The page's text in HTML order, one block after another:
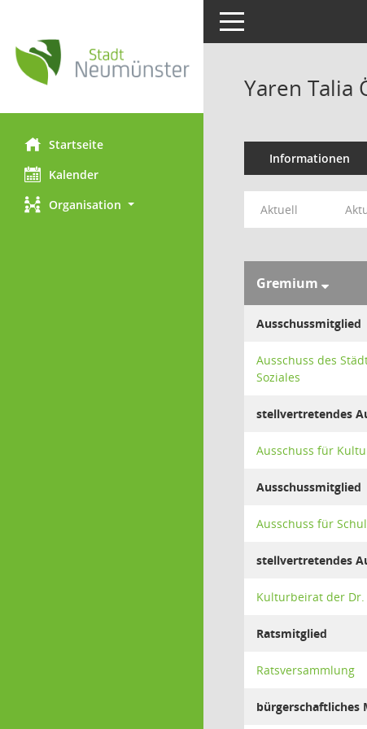
Startseite
Kalender
Organisation
Toggle navigation
Yaren Talia
Informationen
Aktuell
Gremium
Ausschussmitglied
Ausschuss des
Soziales
stellvertretendes
Ausschuss für
Ausschussmitglied
Ausschuss für
stellvertretendes
Kulturbeirat der
Ratsmitglied
Ratsversammlung
bürgerschaftliches